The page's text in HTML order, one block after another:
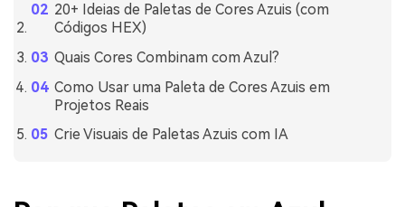
20+ Ideias de Paletas de Cores Azuis (com
Códigos HEX)
Quais Cores Combinam com Azul?
Como Usar uma Paleta de Cores Azuis em
Projetos Reais
Crie Visuais de Paletas Azuis com IA